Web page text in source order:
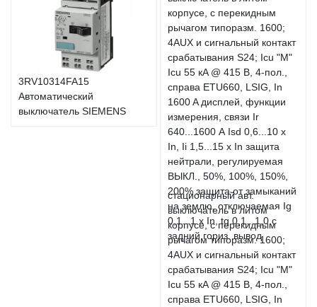
3RV10314FA15
Автоматический
выключатель SIEMENS
стационарный авт.
выключатель в литом
корпусе, с перекидным
рычагом типоразм. 1600;
4AUX и сигнальный контакт
срабатывания S24; Icu "M"
Icu 55 кA @ 415 В, 4-пол.,
справа ETU660, LSIG, In